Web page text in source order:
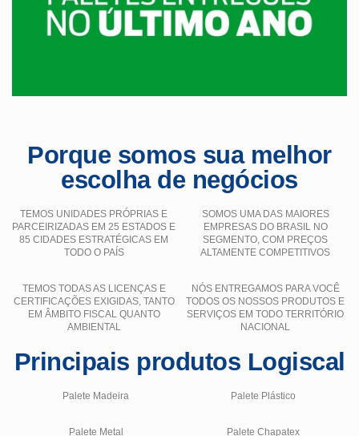
Porque somos sua melhor
escolha de negócios
TEMOS UNIDADES PRÓPRIAS E
PARCEIRIZADAS EM 25 ESTADOS E
85 CIDADES ESTRATÉGICAS EM
TODO O PAÍS
SOMOS UMA DAS MAIORES
EMPRESAS DO BRASIL NO
SEGMENTO, COM PREÇOS
ALTAMENTE COMPETITIVOS
TEMOS TODAS AS LICENÇAS E
CERTIFICAÇÕES EXIGIDAS, TANTO
EM ÂMBITO FISCAL QUANTO
AMBIENTAL
NÓS ENTREGAMOS PARA VOCÊ
TODOS OS NOSSOS PRODUTOS E
SERVIÇOS EM TODO TERRITÓRIO
NACIONAL
Principais produtos Logiscal
Palete Madeira Palete Plástico
Palete Metal Palete Chapatex